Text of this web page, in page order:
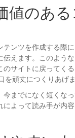
値のあ
ンツを作成する際に
えます。このよう
サイトに戻ってくる
頑丈につくりあげま
今までになく短くな
よって読み手が内